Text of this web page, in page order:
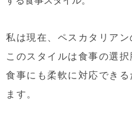
私は現在、ペスカタリアン
このスタイルは食事の選
食事にも柔軟に対応でき
ます。